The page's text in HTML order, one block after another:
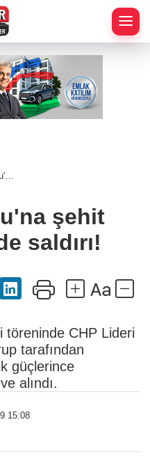
şehit
saldırı!
töreninde CHP Lideri
tarafından
güçlerince
alındı.
15:08